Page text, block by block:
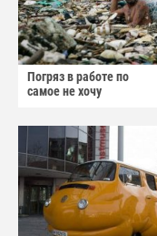
Погряз в работе по
самое не хочу